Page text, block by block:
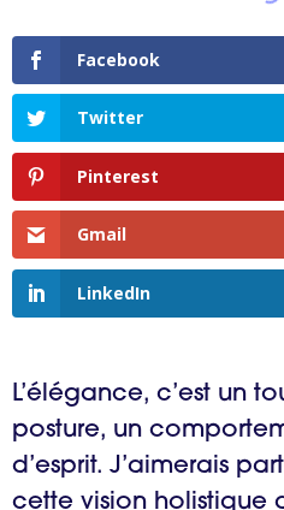
Facebook
Twitter
Pinterest
Gmail
LinkedIn
L’élégance, c’est un
posture, un
d’esprit. J’aimerais
cette vision holistique